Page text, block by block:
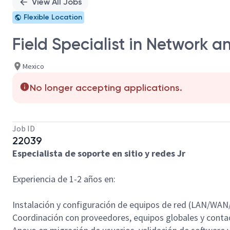
Flexible Location
Field Specialist in Network
Mexico
No longer accepting applications.
Job ID
22039
Especialista de soporte en sitio y redes Jr
Experiencia de 1-2 años en:
Instalación y configuración de equipos de red (LAN/
Coordinación con proveedores, equipos globales y